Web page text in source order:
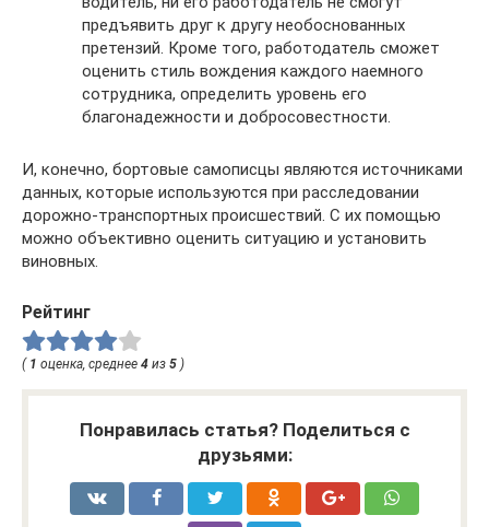
предъявить друг к другу необоснованных
претензий. Кроме того, работодатель сможет
оценить стиль вождения каждого наемного
сотрудника, определить уровень его
благонадежности и добросовестности.
И, конечно, бортовые самописцы являются источниками
данных, которые используются при расследовании
дорожно-транспортных происшествий. С их помощью
можно объективно оценить ситуацию и установить
виновных.
Рейтинг
( 1 оценка, среднее 4 из 5 )
Понравилась статья? Поделиться с
друзьями: